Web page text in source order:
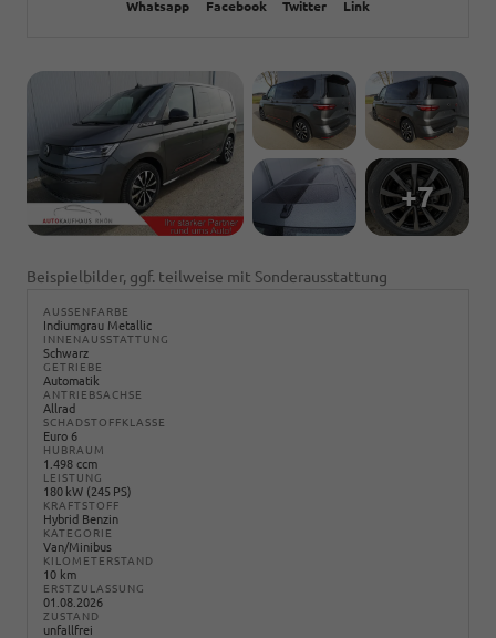
Whatsapp Facebook Twitter Link
+7
Beispielbilder, ggf. teilweise mit Sonderausstattung
AUSSENFARBE
Indiumgrau Metallic
INNENAUSSTATTUNG
Schwarz
GETRIEBE
Automatik
ANTRIEBSACHSE
Allrad
SCHADSTOFFKLASSE
Euro 6
HUBRAUM
1.498 ccm
LEISTUNG
180 kW (245 PS)
KRAFTSTOFF
Hybrid Benzin
KATEGORIE
Van/Minibus
KILOMETERSTAND
10 km
ERSTZULASSUNG
01.08.2026
ZUSTAND
unfallfrei